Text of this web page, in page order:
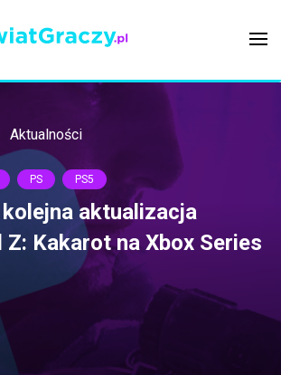
Aktualności
PS PS5
aktualizacja
Z: Kakarot na Xbox Series